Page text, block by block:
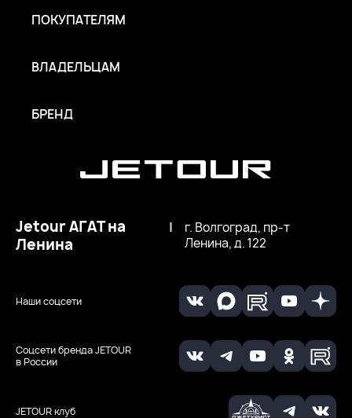
JETOUR клуб
Соцсети бренда JETOUR
в России
Наши соцсети
Jetour АГАТ на
Ленина
|
г. Волгоград, пр-т
Ленина, д. 122
ПОКУПАТЕЛЯМ
ВЛАДЕЛЬЦАМ
БРЕНД